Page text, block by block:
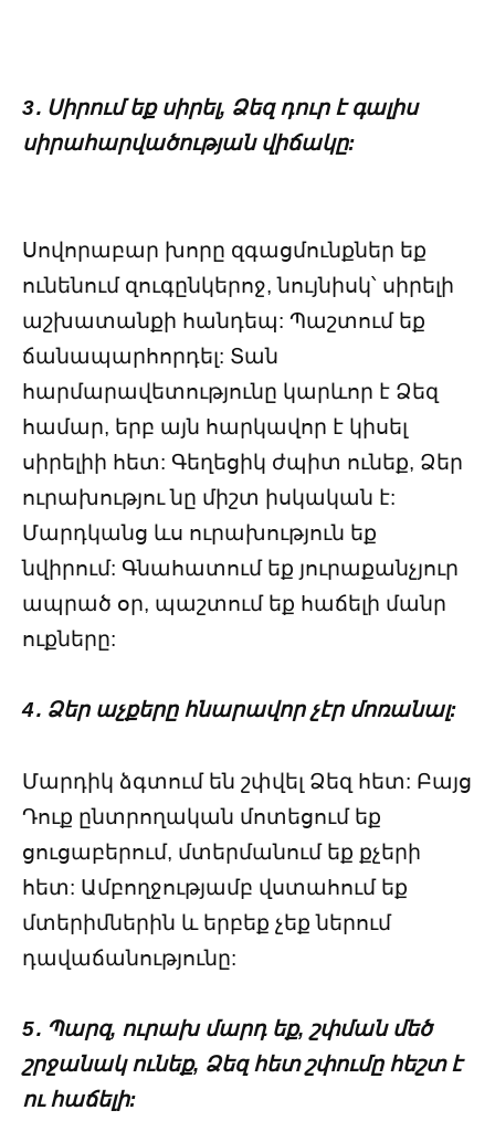
3․ Սիրում եք սիրել, Ձեզ դուր է գալիս
սիրահարվածության վիճակը:
Սովորաբար խորը զգացմունքներ եք
ունենում զուգընկերոջ, նույնիսկ՝ սիրելի
աշխատանքի հանդեպ: Պաշտում եք
ճանապարհորդել: Տան
հարմարավետությունը կարևոր է Ձեզ
համար, երբ այն հարկավոր է կիսել
սիրելիի հետ: Գեղեցիկ ժպիտ ունեք, Ձեր
ուրախությու նը միշտ իսկական է:
Մարդկանց ևս ուրախություն եք
նվիրում: Գնահատում եք յուրաքանչյուր
ապրած օր, պաշտում եք հաճելի մանր
ուքները:
4․ Ձեր աչքերը հնարավոր չէր մոռանալ:
Մարդիկ ձգտում են շփվել Ձեզ հետ: Բայց
Դուք ընտրողական մոտեցում եք
ցուցաբերում, մտերմանում եք քչերի
հետ: Ամբողջությամբ վստահում եք
մտերիմներին և երբեք չեք ներում
դավաճանությունը:
5․ Պարզ, ուրախ մարդ եք, շփման մեծ
շրջանակ ունեք, Ձեզ հետ շփումը հեշտ է
ու հաճելի: